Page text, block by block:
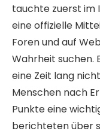
tauchte zuerst im
eine offizielle
Foren und auf
Wahrheit suchen.
eine Zeit lang
Menschen nach
Punkte eine
berichteten über